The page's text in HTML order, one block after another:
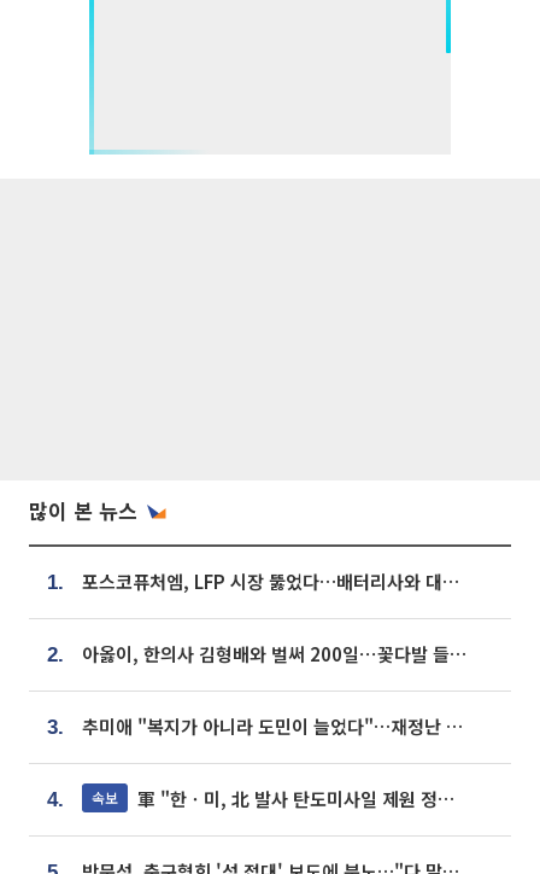
많이 본 뉴스
1. 포스코퓨처엠, LFP 시장 뚫었다…배터리사와 대규모 장기 공급 합의
2. 아옳이, 한의사 김형배와 벌써 200일⋯꽃다발 들고 "프러포즈 아냐"
3. 추미애 "복지가 아니라 도민이 늘었다"…재정난 책임론 정면돌파
4. 속보 軍 "한ㆍ미, 北 발사 탄도미사일 제원 정밀분석 중"